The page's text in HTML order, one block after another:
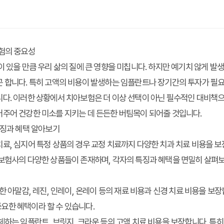
의 중요성
있을 만큼 우리 삶의 질에 큰 영향을 미칩니다. 하지만 예기치 않게 발
합니다. 특히 고액의 비용이 발생하는 임플란트나 장기간의 투자가 필
. 이러한 상황에서 치아보험은 더 이상 선택이 아닌 필수적인 대비책
어 건강한 미소를 지키는 데 든든한 버팀목이 되어줄 것입니다.
과 혜택 알아보기
, 심지어 특정 상품의 경우 교정 치료까지 다양한 치과 치료 비용을
험사의 다양한 상품들이 존재하며, 각자의 특징과 혜택을 면밀히 살펴
아말감, 레진, 인레이, 온레이 등의 재료 비용과 신경 치료 비용을 보
한 혜택이라 할 수 있습니다.
하는 임플란트, 브릿지, 크라운 등의 고액 치료 비용을 보장합니다. 특